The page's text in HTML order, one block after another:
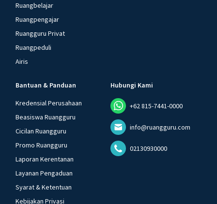
Ruangbelajar
Ruangpengajar
Ruangguru Privat
Ruangpeduli
Airis
Bantuan & Panduan
Kredensial Perusahaan
Beasiswa Ruangguru
Cicilan Ruangguru
Promo Ruangguru
Laporan Kerentanan
Layanan Pengaduan
Syarat & Ketentuan
Kebijakan Privasi
Hubungi Kami
+62 815-7441-0000
info@ruangguru.com
02130930000